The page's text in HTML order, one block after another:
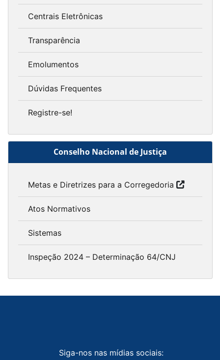
Centrais Eletrônicas
Transparência
Emolumentos
Dúvidas Frequentes
Registre-se!
Conselho Nacional de Justiça
Metas e Diretrizes para a Corregedoria
Atos Normativos
Sistemas
Inspeção 2024 – Determinação 64/CNJ
Siga-nos nas mídias sociais: